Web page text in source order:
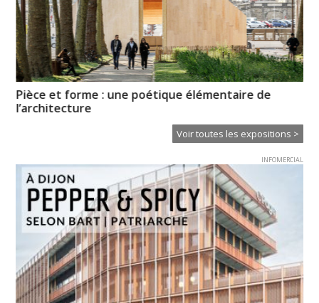
Pièce et forme : une poétique élémentaire de
l’architecture
Voir toutes les expositions >
INFOMERCIAL